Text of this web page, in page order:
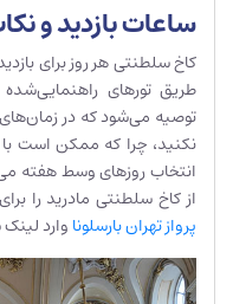
ساعات بازدید و
کاخ سلطنتی هر روز برای
طریق تورهای
توصیه می‌شود که در
نکنید، چرا که ممکن است
انتخاب روزهای وسط هفته
از کاخ سلطنتی مادرید را
پرواز تهران بارسلونا وارد